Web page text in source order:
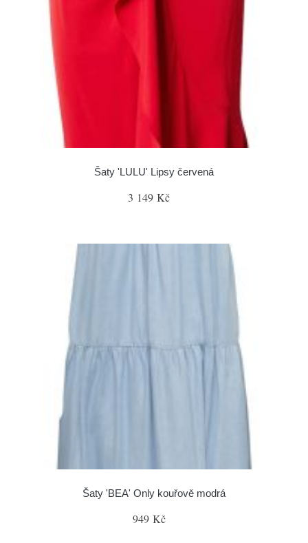
Šaty 'LULU' Lipsy červená
3 149 Kč
Šaty 'BEA' Only kouřově modrá
949 Kč